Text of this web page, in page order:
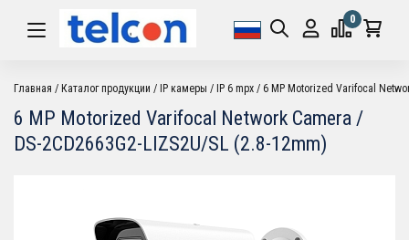
0
Главная Каталог продукции IP камеры IP 6 mpx 6 MP Motorized Varifocal
6 MP Motorized Varifocal Network Camera /
DS-2CD2663G2-LIZS2U/SL (2.8-12mm)